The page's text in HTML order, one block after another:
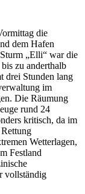
die
dem Hafen
„Elli“ war die
zu anderthalb
drei Stunden lang
im
Die Räumung
rund 24
kritisch, da im
Wetterlagen,
Festland
vollständig